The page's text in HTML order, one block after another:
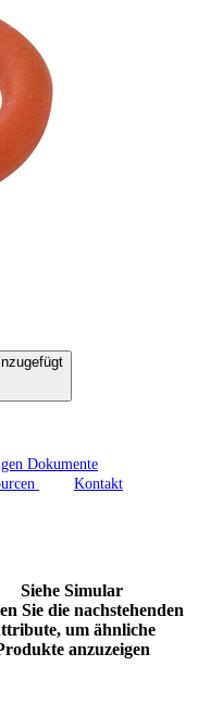
Dokumente
Kontakt
Siehe Simular
Sie die nachstehenden
um ähnliche
anzuzeigen